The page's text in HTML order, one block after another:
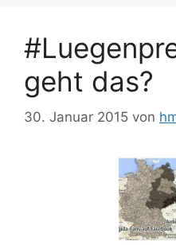
geht das?
30. Januar 2015 von